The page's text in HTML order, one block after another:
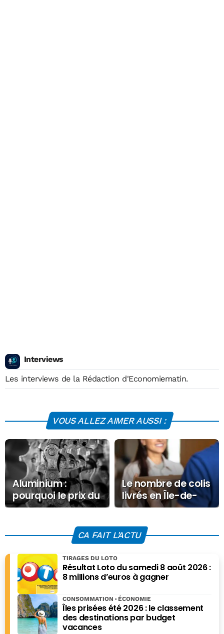
Interviews
Les interviews de la Rédaction d'Economiematin.
VOUS ALLEZ AIMER AUSSI :
Aluminium :
pourquoi le prix du
métal explose en
Le nombre de colis
livrés en Île-de-
France bat un
CA FAIT L'ACTU
Résultat Loto du samedi 8 août 2026 :
8 millions d’euros à gagner
TIRAGES DU LOTO
Îles prisées été 2026 : le classement
des destinations par budget
vacances
CONSOMMATION ÉCONOMIE